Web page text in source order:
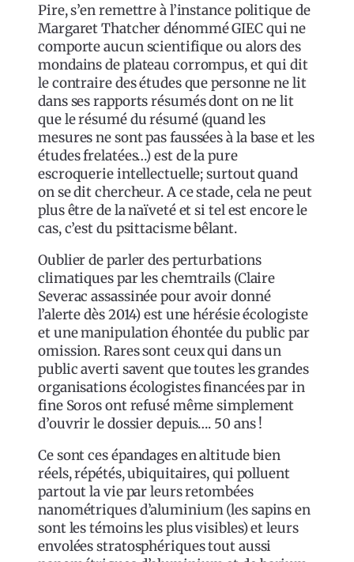
Pire, s’en remettre à l’instance politique de
Margaret Thatcher dénommé GIEC qui ne
comporte aucun scientifique ou alors des
mondains de plateau corrompus, et qui dit
le contraire des études que personne ne lit
dans ses rapports résumés dont on ne lit
que le résumé du résumé (quand les
mesures ne sont pas faussées à la base et les
études frelatées…) est de la pure
escroquerie intellectuelle; surtout quand
on se dit chercheur. A ce stade, cela ne peut
plus être de la naïveté et si tel est encore le
cas, c’est du psittacisme bêlant.
Oublier de parler des perturbations
climatiques par les chemtrails (Claire
Severac assassinée pour avoir donné
l’alerte dès 2014) est une hérésie écologiste
et une manipulation éhontée du public par
omission. Rares sont ceux qui dans un
public averti savent que toutes les grandes
organisations écologistes financées par in
fine Soros ont refusé même simplement
d’ouvrir le dossier depuis…. 50 ans !
Ce sont ces épandages en altitude bien
réels, répétés, ubiquitaires, qui polluent
partout la vie par leurs retombées
nanométriques d’aluminium (les sapins en
sont les témoins les plus visibles) et leurs
envolées stratosphériques tout aussi